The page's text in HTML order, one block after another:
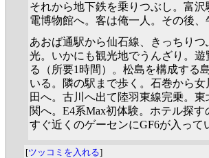
それから地下鉄を乗りつぶし。富
電博物館へ。客は俺一人。その後、
あおば通駅から仙石線、きっちり
光。いかにも観光地でうんざり。遊
る（所要1時間）。松島を構成する
いる。隣の駅まで歩く。石巻から
田へ。古川へ出て陸羽東線完乗。東
関へ。E4系Max初体験。ホテル探す
すぐ近くのゲーセンにGF6が入って
[ツッコミを入れる]